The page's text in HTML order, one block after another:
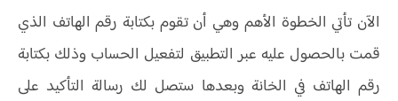
الآن تأتي الخطوة الأهم وهي أن تقوم بكتابة رقم الهاتف الذي
قمت بالحصول عليه عبر التطبيق لتفعيل الحساب وذلك بكتابة
رقم الهاتف في الخانة وبعدها ستصل لك رسالة التأكيد على